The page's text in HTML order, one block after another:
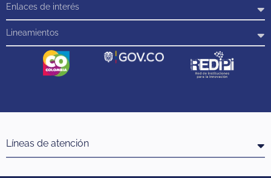
Enlaces de interés
Lineamientos
Líneas de atención